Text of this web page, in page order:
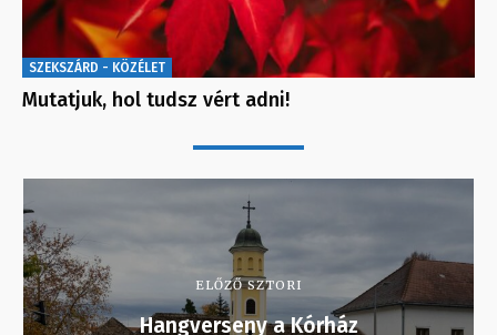
SZEKSZÁRD - KÖZÉLET
Mutatjuk, hol tudsz vért adni!
ELŐZŐ SZTORI
Hangverseny a Kórház